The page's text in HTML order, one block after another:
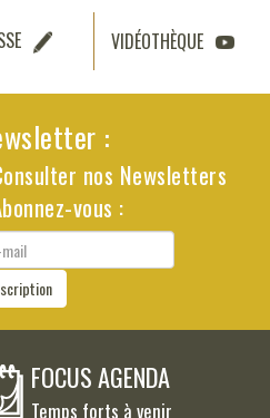
VIDÉOTHÈQUE
:
nos Newsletters
vous :
FOCUS AGENDA
Temps forts à venir